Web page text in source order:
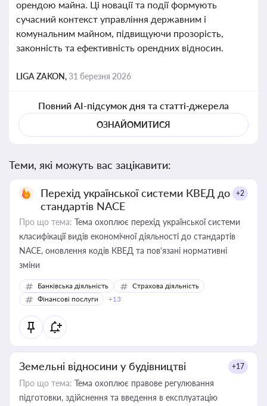
орендою майна. Ці новації та події формують
сучасний контекст управління державним і
комунальним майном, підвищуючи прозорість,
законність та ефективність орендних відносин.
LIGA ZAKON,31 березня 2026
Повний AI-підсумок дня та статті-джерела
ОЗНАЙОМИТИСЯ
Теми, які можуть вас зацікавити:
Перехід української системи КВЕД до
стандартів NACE
+2
Про що тема: Тема охоплює перехід української системи
класифікації видів економічної діяльності до стандартів
NACE, оновлення кодів КВЕД та пов'язані нормативні
зміни
Банківська діяльність
Страхова діяльність
Фінансові послуги
+13
Земельні відносини у будівництві +17
Про що тема: Тема охоплює правове регулювання
підготовки, здійснення та введення в експлуатацію